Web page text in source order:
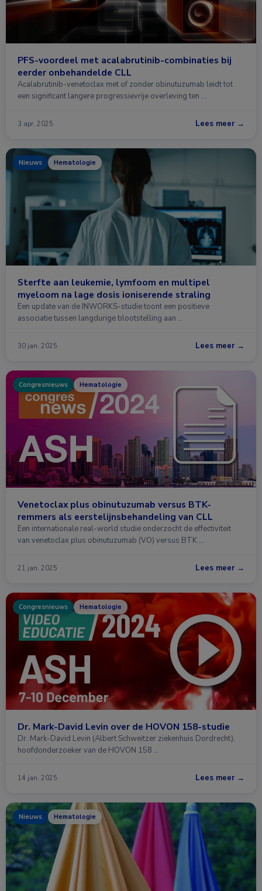
PFS-voordeel met acalabrutinib-combinaties bij
eerder onbehandelde CLL
Acalabrutinib-venetoclax met of zonder obinutuzumab leidt tot
een significant langere progressievrije overleving ten …
3 apr. 2025 Lees meer →
Nieuws Hematologie
Sterfte aan leukemie, lymfoom en multipel
myeloom na lage dosis ioniserende straling
Een update van de INWORKS-studie toont een positieve
associatie tussen langdurige blootstelling aan …
30 jan. 2025 Lees meer →
Congresnieuws Hematologie
Venetoclax plus obinutuzumab versus BTK-
remmers als eerstelijnsbehandeling van CLL
Een internationale real-world studie onderzocht de effectiviteit
van venetoclax plus obinutuzumab (VO) versus BTK …
21 jan. 2025 Lees meer →
Congresnieuws Hematologie
Dr. Mark-David Levin over de HOVON 158-studie
Dr. Mark-David Levin (Albert Schweitzer ziekenhuis Dordrecht),
hoofdonderzoeker van de HOVON 158 …
14 jan. 2025 Lees meer →
Nieuws Hematologie